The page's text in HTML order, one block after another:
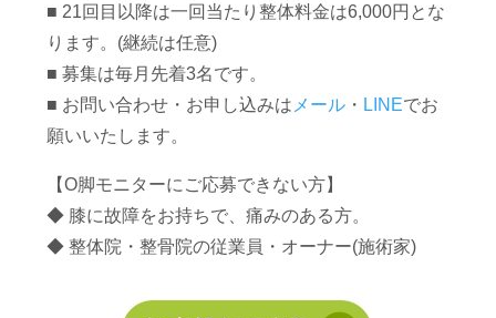
■ 21回目以降は一回当たり整体料金は6,000円とな
ります。(継続は任意)
■ 募集は毎月先着3名です。
■ お問い合わせ・お申し込みは メール・ LINEでお
願いいたします。
【O脚モニターにご応募できない方】
◆ 膝に故障をお持ちで、痛みのある方。
◆ 整体院・整骨院の従業員・オーナー(施術家)